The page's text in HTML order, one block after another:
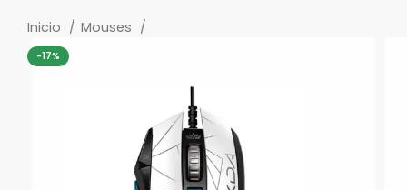
Inicio Mouses
-17%